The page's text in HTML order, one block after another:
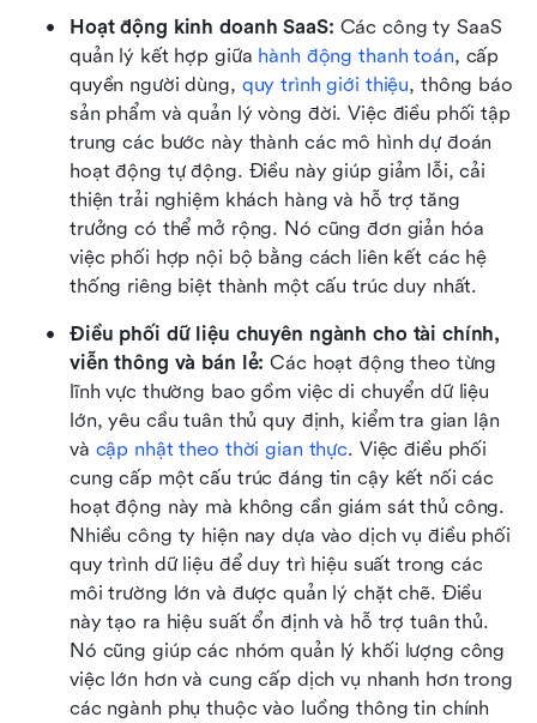
Hoạt động kinh doanh SaaS: Các công ty SaaS
quản lý kết hợp giữa hành động thanh toán, cấp
quyền người dùng, quy trình giới thiệu, thông báo
sản phẩm và quản lý vòng đời. Việc điều phối tập
trung các bước này thành các mô hình dự đoán
hoạt động tự động. Điều này giúp giảm lỗi, cải
thiện trải nghiệm khách hàng và hỗ trợ tăng
trưởng có thể mở rộng. Nó cũng đơn giản hóa
việc phối hợp nội bộ bằng cách liên kết các hệ
thống riêng biệt thành một cấu trúc duy nhất.
Điều phối dữ liệu chuyên ngành cho tài chính,
viễn thông và bán lẻ: Các hoạt động theo từng
lĩnh vực thường bao gồm việc di chuyển dữ liệu
lớn, yêu cầu tuân thủ quy định, kiểm tra gian lận
và cập nhật theo thời gian thực. Việc điều phối
cung cấp một cấu trúc đáng tin cậy kết nối các
hoạt động này mà không cần giám sát thủ công.
Nhiều công ty hiện nay dựa vào dịch vụ điều phối
quy trình dữ liệu để duy trì hiệu suất trong các
môi trường lớn và được quản lý chặt chẽ. Điều
này tạo ra hiệu suất ổn định và hỗ trợ tuân thủ.
Nó cũng giúp các nhóm quản lý khối lượng công
việc lớn hơn và cung cấp dịch vụ nhanh hơn trong
các ngành phụ thuộc vào luồng thông tin chính